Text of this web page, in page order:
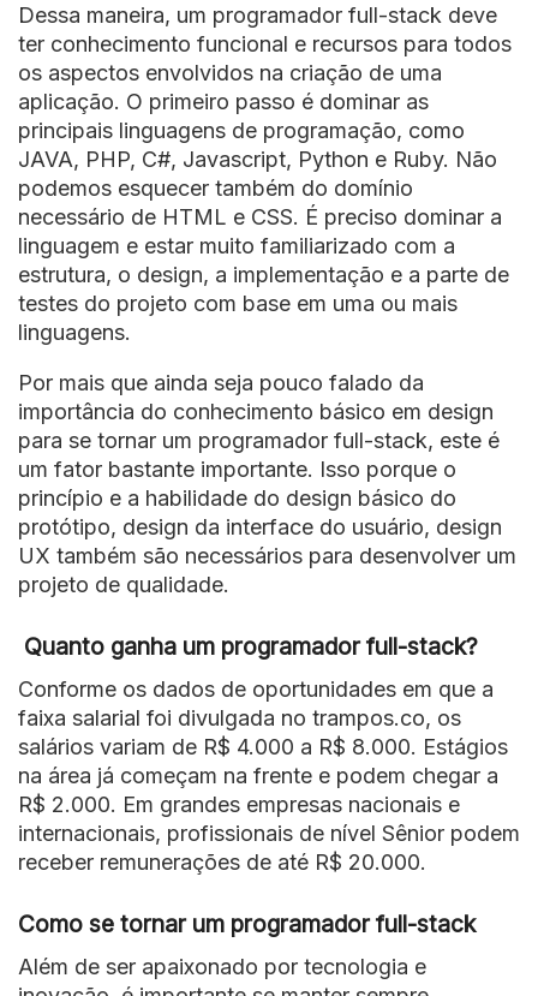
Dessa maneira, um programador full-stack deve
ter conhecimento funcional e recursos para todos
os aspectos envolvidos na criação de uma
aplicação. O primeiro passo é dominar as
principais linguagens de programação, como
JAVA, PHP, C#, Javascript, Python e Ruby. Não
podemos esquecer também do domínio
necessário de HTML e CSS. É preciso dominar a
linguagem e estar muito familiarizado com a
estrutura, o design, a implementação e a parte de
testes do projeto com base em uma ou mais
linguagens.
Por mais que ainda seja pouco falado da
importância do conhecimento básico em design
para se tornar um programador full-stack, este é
um fator bastante importante. Isso porque o
princípio e a habilidade do design básico do
protótipo, design da interface do usuário, design
UX também são necessários para desenvolver um
projeto de qualidade.
Quanto ganha um programador full-stack?
Conforme os dados de oportunidades em que a
faixa salarial foi divulgada no trampos.co, os
salários variam de R$ 4.000 a R$ 8.000. Estágios
na área já começam na frente e podem chegar a
R$ 2.000. Em grandes empresas nacionais e
internacionais, profissionais de nível Sênior podem
receber remunerações de até R$ 20.000.
Como se tornar um programador full-stack
Além de ser apaixonado por tecnologia e